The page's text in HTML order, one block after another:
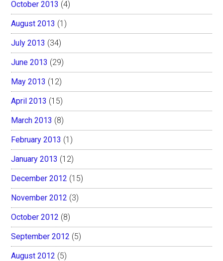
October 2013 (4)
August 2013 (1)
July 2013 (34)
June 2013 (29)
May 2013 (12)
April 2013 (15)
March 2013 (8)
February 2013 (1)
January 2013 (12)
December 2012 (15)
November 2012 (3)
October 2012 (8)
September 2012 (5)
August 2012 (5)